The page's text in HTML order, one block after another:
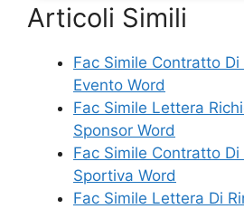
Articoli Simili
Fac Simile Contratto
Evento Word
Fac Simile Lettera
Sponsor Word
Fac Simile Contratto
Sportiva Word
Fac Simile Lettera Di